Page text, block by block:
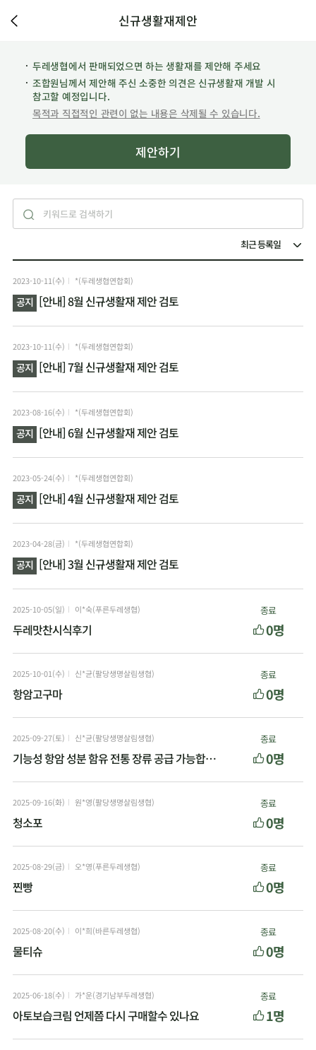
신규생활재제안
두레생협에서 판매되었으면 하는 생활재를 제안해 주세요
조합원님께서 제안해 주신 소중한 의견은 신규생활재 개발 시
참고할 예정입니다.
목적과 직접적인 관련이 없는 내용은 삭제될 수 있습니다.
제안하기
2023-10-11(수) *(두레생협연합회)
공지 [안내] 8월 신규생활재 제안 검토
2023-10-11(수) *(두레생협연합회)
공지 [안내] 7월 신규생활재 제안 검토
2023-08-16(수) *(두레생협연합회)
공지 [안내] 6월 신규생활재 제안 검토
2023-05-24(수) *(두레생협연합회)
공지 [안내] 4월 신규생활재 제안 검토
2023-04-28(금) *(두레생협연합회)
공지 [안내] 3월 신규생활재 제안 검토
2025-10-05(일) 이*숙(푸른두레생협)
두레맛찬시식후기
종료
0명
2025-10-01(수) 신*균(팔당생명살림생협)
항암고구마
종료
0명
2025-09-27(토) 신*균(팔당생명살림생협)
기능성 항암 성분 함유 전통 장류 공급 가능합니다
종료
0명
2025-09-16(화) 원*영(팔당생명살림생협)
청소포
종료
0명
2025-08-29(금) 오*영(푸른두레생협)
찐빵
종료
0명
2025-08-20(수) 이*희(바른두레생협)
물티슈
종료
0명
2025-06-18(수) 가*운(경기남부두레생협)
아토보습크림 언제쯤 다시 구매할수 있나요
종료
1명